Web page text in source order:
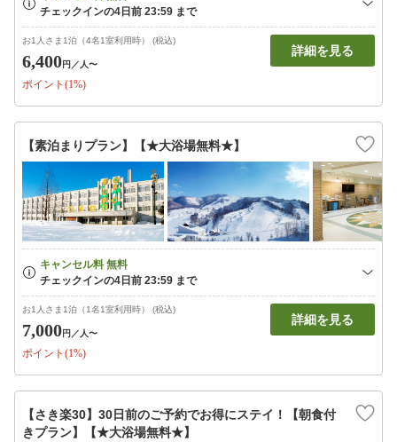
お1人さま1泊（4名1室利用時） (税込)
6,400円 ／人〜
ポイント(1%)
詳細を見る
【素泊まりプラン】【★大浴場無料★】
お1人さま1泊（1名1室利用時） (税込)
7,000円 ／人〜
ポイント(1%)
詳細を見る
【さき楽30】30日前のご予約でお得にステイ！【朝食付
きプラン】【★大浴場無料★】